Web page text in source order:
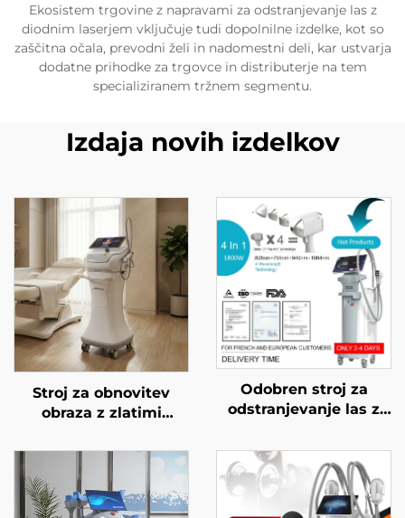
Ekosistem trgovine z napravami za odstranjevanje las z
diodnim laserjem vključuje tudi dopolnilne izdelke, kot so
zaščitna očala, prevodni želi in nadomestni deli, kar ustvarja
dodatne prihodke za trgovce in distributerje na tem
specializiranem tržnem segmentu.
Izdaja novih izdelkov
Stroj za obnovitev
obraza z zlatimi
dvojnimi frekvencami
RF 1/2 MHz
Odobren stroj za
odstranjevanje las z
MDR, MDSAP, 600 W,
1200 W, 1800 W, 3000
W, 4 v 1 z zamenljivimi
glavami, valovne